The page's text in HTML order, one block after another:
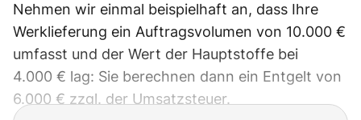
Nehmen wir einmal beispielhaft an, dass Ihre
Werklieferung ein Auftragsvolumen von 10.000 €
umfasst und der Wert der Hauptstoffe bei
4.000 € lag: Sie berechnen dann ein Entgelt von
6.000 € zzgl. der Umsatzsteuer.